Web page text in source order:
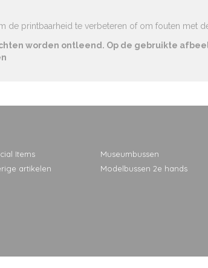
printbaarheid te verbeteren of om fouten met
worden ontleend. Op de gebruikte
Items
artikelen
Museumbussen
Modelbussen 2e hands